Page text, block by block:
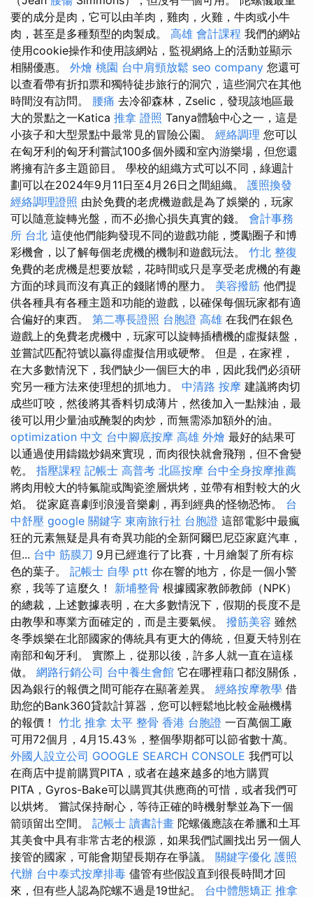
要的成分是肉，它可以由羊肉，雞肉，火雞，牛肉或小牛
肉，甚至是多種類型的肉製成。 高雄 會計課程 我們的網站
使用cookie操作和使用該網站，監視網絡上的活動並顯示
相關優惠。 外燴 桃園 台中肩頸放鬆 seo company 您還可
以查看帶有折扣票和獨特徒步旅行的洞穴，這些洞穴在其他
時間沒有訪問。 腰痛 去冷卻森林，Zselic，發現該地區最
大的景點之一Katica 推拿 證照 Tanya體驗中心之一，這是
小孩子和大型景點中最常見的冒險公園。 經絡調理 您可以
在匈牙利的匈牙利嘗試100多個外國和室內游樂場，但您還
將擁有許多主題節目。 學校的組織方式可以不同，綠週計
劃可以在2024年9月11日至4月26日之間組織。 護照換發
經絡調理證照 由於免費的老虎機遊戲是為了娛樂的，玩家
可以隨意旋轉光盤，而不必擔心損失真實的錢。 會計事務
所 台北 這使他們能夠發現不同的遊戲功能，獎勵圈子和博
彩機會，以了解每個老虎機的機制和遊戲玩法。 竹北 整復
免費的老虎機是想要放鬆，花時間或只是享受老虎機的有趣
方面的球員而沒有真正的錢賭博的壓力。 美容撥筋 他們提
供各種具有各種主題和功能的遊戲，以確保每個玩家都有適
合偏好的東西。 第二專長證照 台胞證 高雄 在我們在銀色
遊戲上的免費老虎機中，玩家可以旋轉插槽機的虛擬錶盤，
並嘗試匹配符號以贏得虛擬信用或硬幣。 但是，在家裡，
在大多數情況下，我們缺少一個巨大的串，因此我們必須研
究另一種方法來使理想的抓地力。 中清路 按摩 建議將肉切
成些叮咬，然後將其香料切成薄片，然後加入一點辣油，最
後可以用少量油或醃製的肉炒，而無需添加額外的油。
optimization 中文 台中腳底按摩 高雄 外燴 最好的結果可
以通過使用鑄鐵炒鍋來實現，而肉很快就會飛翔，但不會變
乾。 指壓課程 記帳士 高普考 北區按摩 台中全身按摩推薦
將肉用較大的特氟龍或陶瓷塗層烘烤，並帶有相對較大的火
焰。 從家庭喜劇到浪漫音樂劇，再到經典的怪物恐怖。 台
中舒壓 google 關鍵字 東南旅行社 台胞證 這部電影中最瘋
狂的元素無疑是具有奇異功能的全新阿爾巴尼亞家庭汽車，
但... 台中 筋膜刀 9月已經進行了比賽，十月繪製了所有棕
色的葉子。 記帳士 自學 ptt 你在響的地方，你是一個小警
察，我等了這麼久！ 新埔整骨 根據國家教師教師（NPK）
的總裁，上述數據表明，在大多數情況下，假期的長度不是
由教學和專業方面確定的，而是主要氣候。 撥筋美容 雖然
冬季娛樂在北部國家的傳統具有更大的傳統，但夏天特別在
南部和匈牙利。 實際上，從那以後，許多人就一直在這樣
做。 網路行銷公司 台中養生會館 它在哪裡藉口都沒關係，
因為銀行的報價之間可能存在顯著差異。 經絡按摩教學 借
助您的Bank360貸款計算器，您可以輕鬆地比較金融機構
的報價！ 竹北 推拿 太平 整骨 香港 台胞證 一百萬個工廠
可用72個月，4月15.43％，整個學期都可以節省數十萬。
外國人設立公司 GOOGLE SEARCH CONSOLE 我們可以
在商店中提前購買PITA，或者在越來越多的地方購買
PITA，Gyros-Bake可以購買其供應商的可惜，或者我們可
以烘烤。 嘗試保持耐心，等待正確的時機射擊並為下一個
箭頭留出空間。 記帳士 讀書計畫 陀螺儀應該在希臘和土耳
其美食中具有非常古老的根源，如果我們試圖找出另一個人
接管的國家，可能會期望長期存在爭議。 關鍵字優化 護照
代辦 台中泰式按摩排毒 儘管有些假設直到很長時間才回
來，但有些人認為陀螺不過是19世紀。 台中體態矯正 推拿